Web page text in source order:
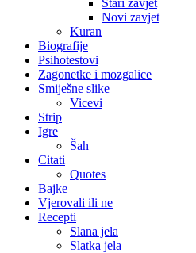
Stari zavjet
Novi zavjet
Kuran
Biografije
Psihotestovi
Zagonetke i mozgalice
Smiješne slike
Vicevi
Strip
Igre
Šah
Citati
Quotes
Bajke
Vjerovali ili ne
Recepti
Slana jela
Slatka jela